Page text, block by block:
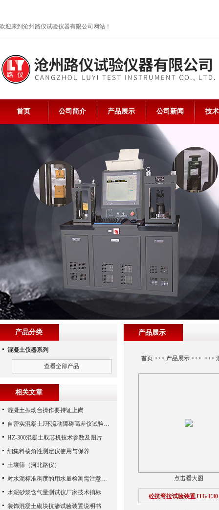
欢迎来到沧州路仪试验仪器有限公司网站！
首页 公司简介 产品展示 公司新闻 技
产品展示
首页>>> 产品展示>>> >>>
点击看大图
砼抗弯拉试验装置JTG E30
产品分类
混凝土仪器系列
查看全部产品
相关文章
混凝土振动台操作要持证上岗
自密实混凝土J环流动障碍高差仪试验步骤
HZ-300混凝土取芯机技术参数及图片
细集料棱角性测定仪使用与保养
土壤筛（河北路仪）
对水泥标准稠度的用水量检测需注意哪些？
水泥砂浆含气量测试仪厂家技术捎标
装饰混凝土砌块抗渗试验装置说明书